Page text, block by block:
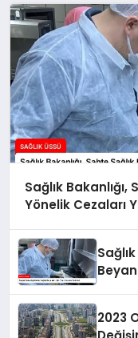
Sağlık
Yönelik Cezaları
2023